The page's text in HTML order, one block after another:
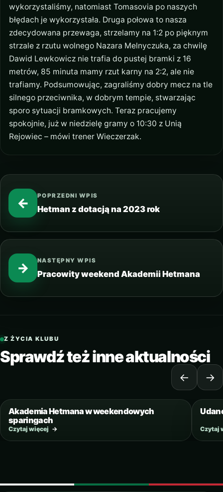
wykorzystaliśmy, natomiast Tomasovia po naszych
błędach je wykorzystała. Druga połowa to nasza
zdecydowana przewaga, strzelamy na 1:2 po pięknym
strzale z rzutu wolnego Nazara Melnyczuka, za chwilę
Dawid Lewkowicz nie trafia do pustej bramki z 16
metrów, 85 minuta mamy rzut karny na 2:2, ale nie
trafiamy. Podsumowując, zagraliśmy dobry mecz na tle
silnego przeciwnika, w dobrym tempie, stwarzając
sporo sytuacji bramkowych. Teraz pracujemy
spokojnie, już w niedzielę gramy o 10:30 z Unią
Rejowiec – mówi trener Wieczerzak.
← POPRZEDNI WPIS
Hetman z dotacją na 2023 rok
NASTĘPNY WPIS
Pracowity weekend Akademii Hetmana
→
Z ŻYCIA KLUBU
Sprawdź też inne aktualności
← →
1 MARCA 2023
Akademia Hetmana w weekendowych
sparingach
Czytaj więcej → Czytaj